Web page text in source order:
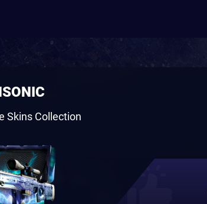
Skins Collection